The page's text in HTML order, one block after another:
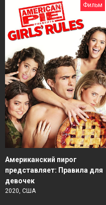
Фильм
Американский пирог
представляет: Правила для
девочек
2020, США